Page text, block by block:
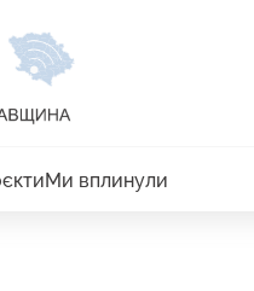
Ми вплинули